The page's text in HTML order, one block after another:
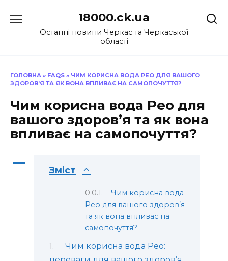
до
18000.ck.ua
Останні новини Черкас та Черкаської
області
ГОЛОВНА » FAQS » ЧИМ КОРИСНА ВОДА РЕО ДЛЯ ВАШОГО
ЗДОРОВ’Я ТА ЯК ВОНА ВПЛИВАЄ НА САМОПОЧУТТЯ?
Чим корисна вода Рео для
вашого здоров’я та як вона
впливає на самопочуття?
A Зміст
Чим корисна вода
Рео для вашого здоров’я
та як вона впливає на
самопочуття?
Чим корисна вода Рео: